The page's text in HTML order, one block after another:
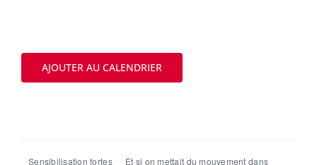
AJOUTER AU CALENDRIER
Sensibilisation fortes Et si on mettait du mouvement dans